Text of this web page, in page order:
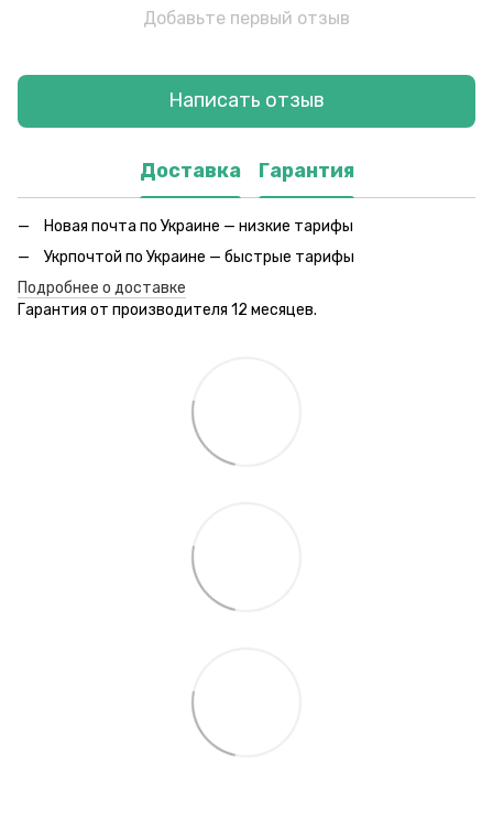
Добавьте первый отзыв
Написать отзыв
Доставка Гарантия
Новая почта по Украине — низкие тарифы
Укрпочтой по Украине — быстрые тарифы
Подробнее о доставке
Гарантия от производителя 12 месяцев.